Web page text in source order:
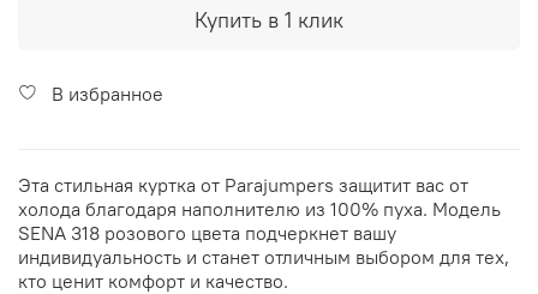
Купить в 1 клик
В избранное
Эта стильная куртка от Parajumpers защитит вас от
холода благодаря наполнителю из 100% пуха. Модель
SENA 318 розового цвета подчеркнет вашу
индивидуальность и станет отличным выбором для тех,
кто ценит комфорт и качество.